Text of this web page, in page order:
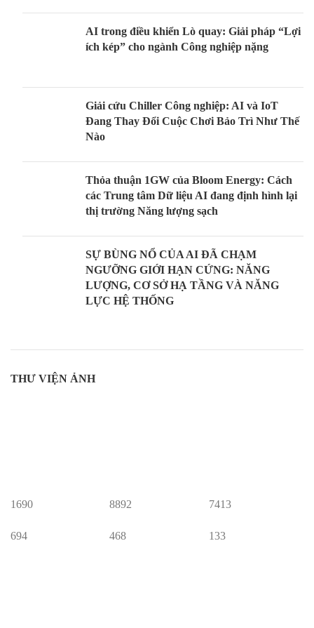
AI trong điều khiển Lò quay: Giải pháp “Lợi
ích kép” cho ngành Công nghiệp nặng
Giải cứu Chiller Công nghiệp: AI và IoT
Đang Thay Đổi Cuộc Chơi Bảo Trì Như Thế
Nào
Thỏa thuận 1GW của Bloom Energy: Cách
các Trung tâm Dữ liệu AI đang định hình lại
thị trường Năng lượng sạch
SỰ BÙNG NỔ CỦA AI ĐÃ CHẠM
NGƯỠNG GIỚI HẠN CỨNG: NĂNG
LƯỢNG, CƠ SỞ HẠ TẦNG VÀ NĂNG
LỰC HỆ THỐNG
THƯ VIỆN ẢNH
1690
694
8892
468
7413
133